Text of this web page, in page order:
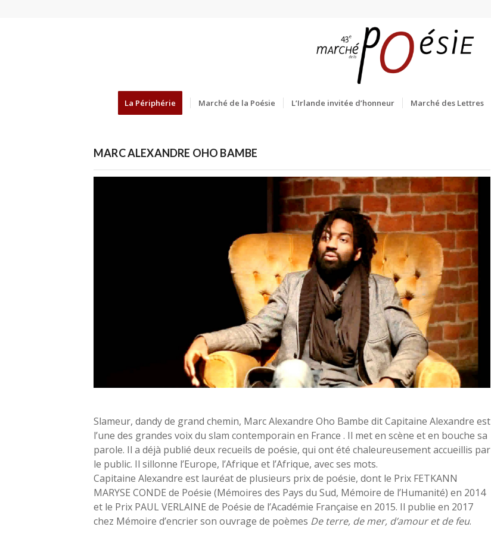
La Périphérie Marché de la Poésie L’Irlande invitée d’honneur Marché des Lettres
MARC ALEXANDRE OHO BAMBE
Slameur, dandy de grand chemin, Marc Alexandre Oho Bambe dit Capitaine Alexandre est
l’une des grandes voix du slam contemporain en France . Il met en scène et en bouche sa
parole. Il a déjà publié deux recueils de poésie, qui ont été chaleureusement accueillis par
le public. Il sillonne l’Europe, l’Afrique et l’Afrique, avec ses mots.
Capitaine Alexandre est lauréat de plusieurs prix de poésie, dont le Prix FETKANN
MARYSE CONDE de Poésie (Mémoires des Pays du Sud, Mémoire de l’Humanité) en 2014
et le Prix PAUL VERLAINE de Poésie de l’Académie Française en 2015. Il publie en 2017
chez Mémoire d’encrier son ouvrage de poèmes De terre, de mer, d’amour et de feu.